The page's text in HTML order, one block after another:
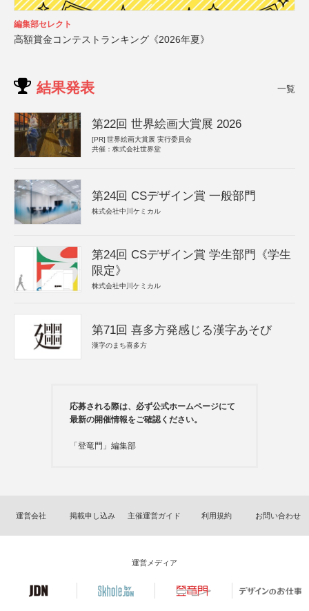
編集部セレクト
高額賞金コンテストランキング《2026年夏》
結果発表 一覧
第22回 世界絵画大賞展 2026
[PR] 世界絵画大賞展 実行委員会
共催：株式会社世界堂
第24回 CSデザイン賞 一般部門
株式会社中川ケミカル
第24回 CSデザイン賞 学生部門《学生
限定》
株式会社中川ケミカル
第71回 喜多方発感じる漢字あそび
漢字のまち喜多方
応募される際は、必ず公式ホームページにて
最新の開催情報をご確認ください。
「登竜門」編集部
運営会社 掲載申し込み 主催運営ガイド 利用規約 お問い合わせ
運営メディア